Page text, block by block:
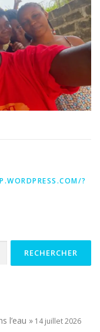
?
l’eau » 14 juillet 2026